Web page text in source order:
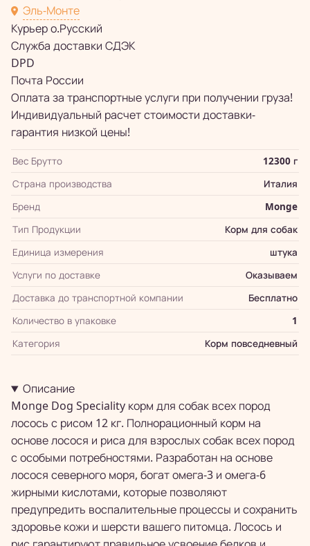
Эль-Монте
Курьер о.Русский
Служба доставки СДЭК
DPD
Почта России
Оплата за транспортные услуги при получении груза!
Индивидуальный расчет стоимости доставки-
гарантия низкой цены!
Вес Брутто
12300 г
Страна производства
Италия
Бренд
Monge
Тип Продукции
Корм для собак
Единица измерения
штука
Услуги по доставке
Оказываем
Доставка до транспортной компании
Бесплатно
Количество в упаковке
1
Категория
Корм повседневный
Описание
Monge Dog Speciality корм для собак всех пород
лосось с рисом 12 кг. Полнорационный корм на
основе лосося и риса для взрослых собак всех пород
с особыми потребностями. Разработан на основе
лосося северного моря, богат омега-3 и омега-6
жирными кислотами, которые позволяют
предупредить воспалительные процессы и сохранить
здоровье кожи и шерсти вашего питомца. Лосось и